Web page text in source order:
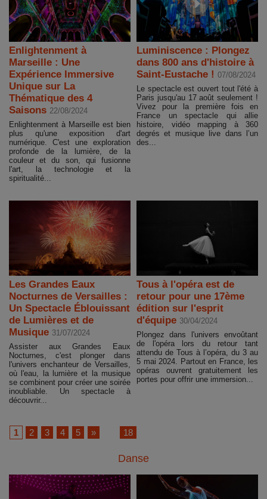
Enlightenment à
Marseille : Une
Expérience Immersive
Unique sur La
Thématique des 4
Saisons 22/08/2024
Enlightenment à Marseille est bien
plus qu'une exposition d'art
numérique. C'est une exploration
profonde de la lumière, de la
couleur et du son, qui fusionne
l'art, la technologie et la
spiritualité...
Luminiscence : Plongez
dans 800 ans d'histoire à
Saint-Eustache ! 07/08/2024
Le spectacle est ouvert tout l'été à
Paris jusqu'au 17 août seulement !
Vivez pour la première fois en
France un spectacle qui allie
histoire, vidéo mapping à 360
degrés et musique live dans l’un
des...
Les Grandes Eaux
Nocturnes de Versailles :
Un Spectacle Éblouissant
de Lumières et de
Musique 31/07/2024
Assister aux Grandes Eaux
Nocturnes, c'est plonger dans
l'univers enchanteur de Versailles,
où l'eau, la lumière et la musique
se combinent pour créer une soirée
inoubliable. Un spectacle à
découvrir...
Tous à l'opéra est de
retour pour une 17ème
édition sur l'esprit
d'équipe 30/04/2024
Plongez dans l'univers envoûtant
de l'opéra lors du retour tant
attendu de Tous à l’opéra, du 3 au
5 mai 2024. Partout en France, les
opéras ouvrent gratuitement les
portes pour offrir une immersion...
1 2 3 4 5 » 18
Danse